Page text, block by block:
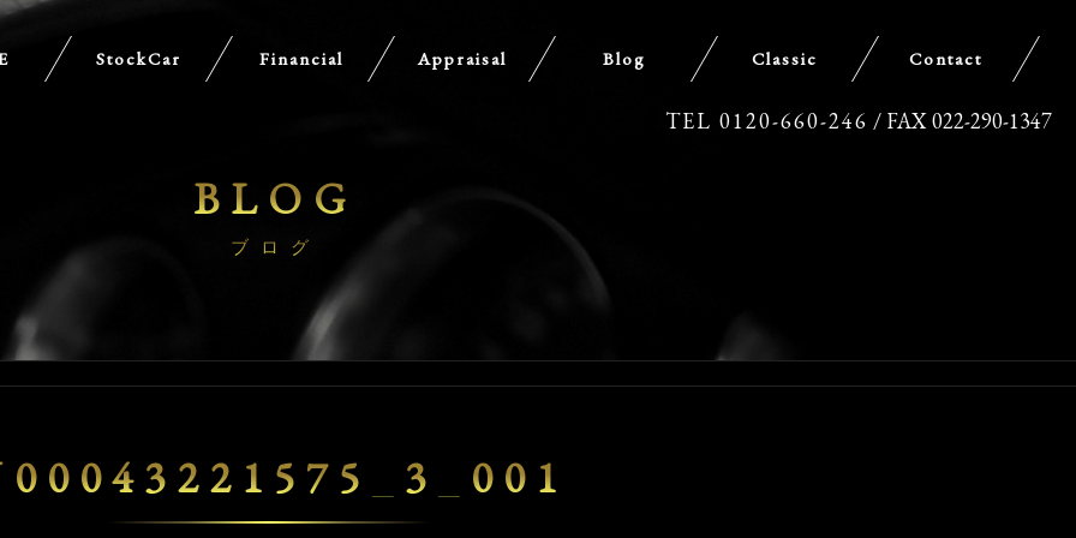
TEL 0120-660-246 / FAX 022-290-1347
StockCar Financial Appraisal Blog Classic Contact
BLOG
ブログ